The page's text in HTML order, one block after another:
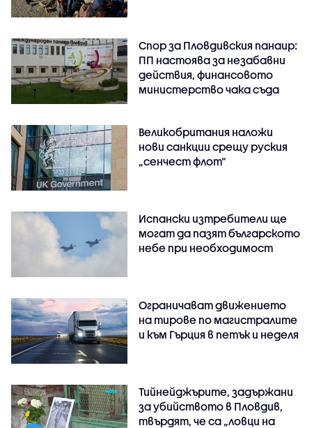
Спор за Пловдивския панаир:
ПП настоява за незабавни
действия, финансовото
министерство чака съда
Великобритания наложи
нови санкции срещу руския
„сенчест флот“
Испански изтребители ще
могат да пазят българското
небе при необходимост
Ограничават движението
на тирове по магистралите
и към Гърция в петък и неделя
Тийнейджърите, задържани
за убийството в Пловдив,
твърдят, че са „ловци на